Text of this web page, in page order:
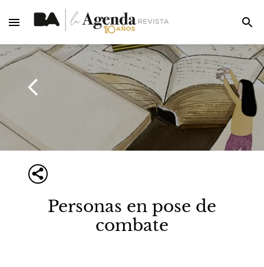
Personas en pose de
combate